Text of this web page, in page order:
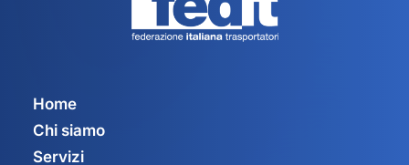
Home
Chi siamo
Servizi